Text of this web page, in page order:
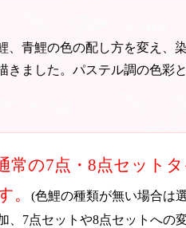
、青鯉の色の配し方を変え
きました。パステル調の色彩
常の7点・8点セット
。(色鯉の種類が無い場合は
7点セットや8点セットへの